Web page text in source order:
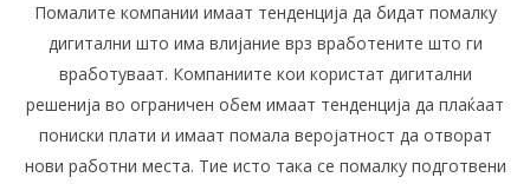
Помалите компании имаат тенденција да бидат помалку
дигитални што има влијание врз вработените што ги
вработуваат. Компаниите кои користат дигитални
решенија во ограничен обем имаат тенденција да плаќаат
пониски плати и имаат помала веројатност да отворат
нови работни места. Тие исто така се помалку подготвени